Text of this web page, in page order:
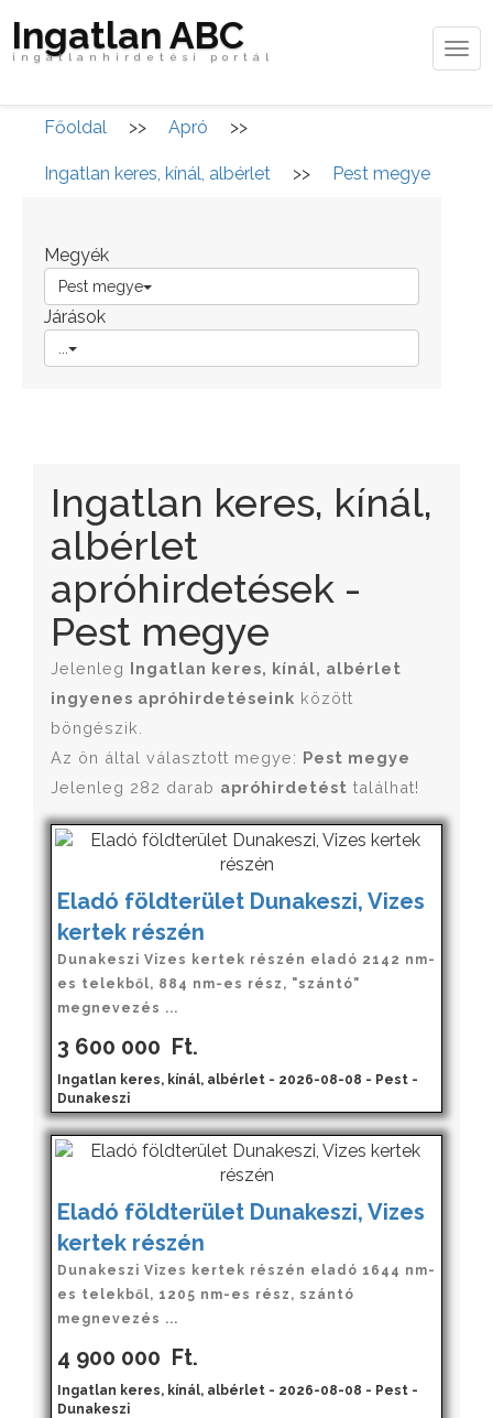
Ingatlan ABC
ingatlanhirdetési portál
Főoldal >> Apró >>
Ingatlan keres, kínál, albérlet >> Pest megye
Megyék
Pest megye
Járások
Ingatlan keres, kínál,
albérlet
apróhirdetések -
Pest megye
Jelenleg Ingatlan keres, kínál, albérlet
ingyenes apróhirdetéseink között
böngészik.
Az ön által választott megye: Pest megye
Jelenleg 282 darab apróhirdetést találhat!
Eladó földterület Dunakeszi, Vizes
kertek részén
Dunakeszi Vizes kertek részén eladó 2142 nm-
es telekből, 884 nm-es rész, "szántó"
megnevezés ...
3 600 000 Ft.
Ingatlan keres, kínál, albérlet - 2026-08-08 - Pest -
Dunakeszi
Eladó földterület Dunakeszi, Vizes
kertek részén
Dunakeszi Vizes kertek részén eladó 1644 nm-
es telekből, 1205 nm-es rész, szántó
megnevezés ...
4 900 000 Ft.
Ingatlan keres, kínál, albérlet - 2026-08-08 - Pest -
Dunakeszi